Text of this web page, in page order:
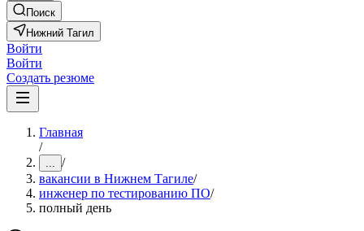
Поиск
Нижний Тагил
Войти
Войти
Создать резюме
Главная
/
... /
вакансии в Нижнем Тагиле/
инженер по тестированию ПО/
полный день